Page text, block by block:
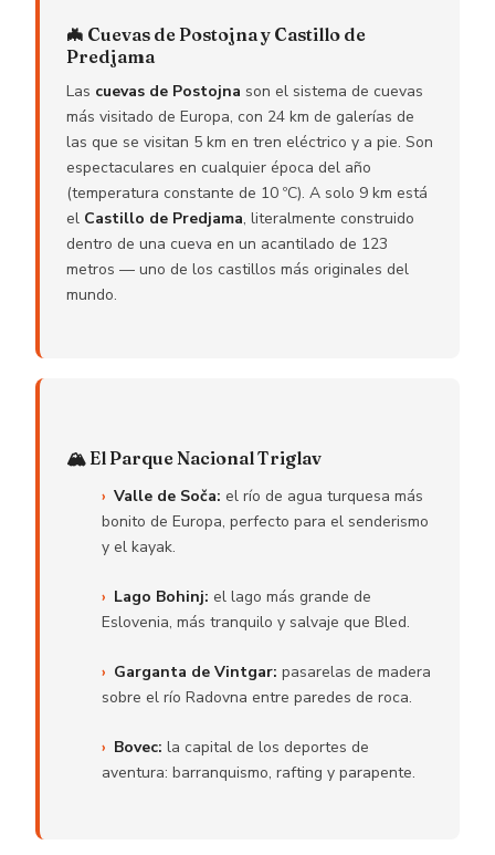
🦇 Cuevas de Postojna y Castillo de
Predjama
Las cuevas de Postojna son el sistema de cuevas
más visitado de Europa, con 24 km de galerías de
las que se visitan 5 km en tren eléctrico y a pie. Son
espectaculares en cualquier época del año
(temperatura constante de 10 ºC). A solo 9 km está
el Castillo de Predjama, literalmente construido
dentro de una cueva en un acantilado de 123
metros — uno de los castillos más originales del
mundo.
🏔️ El Parque Nacional Triglav
Valle de Soča: el río de agua turquesa más
bonito de Europa, perfecto para el senderismo
y el kayak.
Lago Bohinj: el lago más grande de
Eslovenia, más tranquilo y salvaje que Bled.
Garganta de Vintgar: pasarelas de madera
sobre el río Radovna entre paredes de roca.
Bovec: la capital de los deportes de
aventura: barranquismo, rafting y parapente.